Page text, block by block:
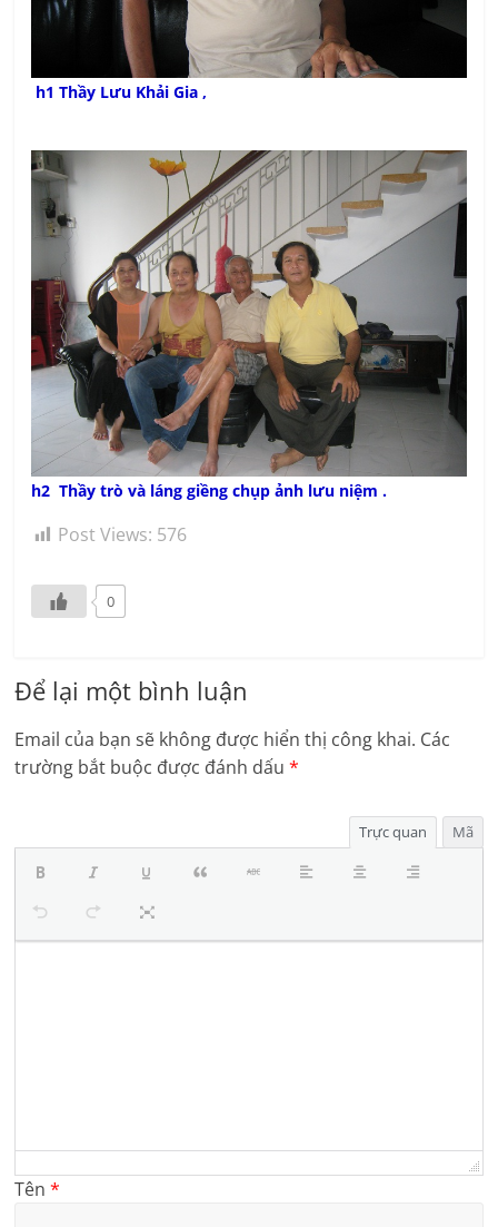
h1 Thầy Lưu Khải Gia ,
h2 Thầy trò và láng giềng chụp ảnh lưu niệm .
Post Views: 576
0
Để lại một bình luận
Email của bạn sẽ không được hiển thị công khai. Các
trường bắt buộc được đánh dấu*
Trực quan Mã
Tên*